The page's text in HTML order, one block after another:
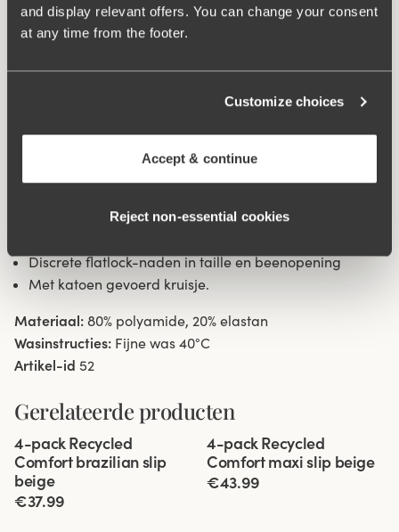
and display relevant offers. You can change your consent
at any time from the footer.
Customize choices
Accept & continue
Reject non‑essential cookies
materiaal glijden kleren gemakkelijk over elkaar en
blijven niet ""haken"". Flatlock-naden in de taille en de
hem zeer discreet onder kleding. Zijnaad 11 cm in maat
38/40. Met katoen gevoerd kruisje.
Materiaal van hergebruikte textielvezel.
Minimalistische gladde look
Zacht en stabiel materiaal dat op zijn plaats blijft
Discrete flatlock-naden in taille en beenopening
Met katoen gevoerd kruisje.
Materiaal: 80% polyamide, 20% elastan
Wasinstructies: Fijne was 40°C
Artikel-id 52
Gerelateerde producten
4-pack Recycled
Comfort brazilian slip
beige
€37.99
4-pack Recycled
Comfort maxi slip beige
€43.99